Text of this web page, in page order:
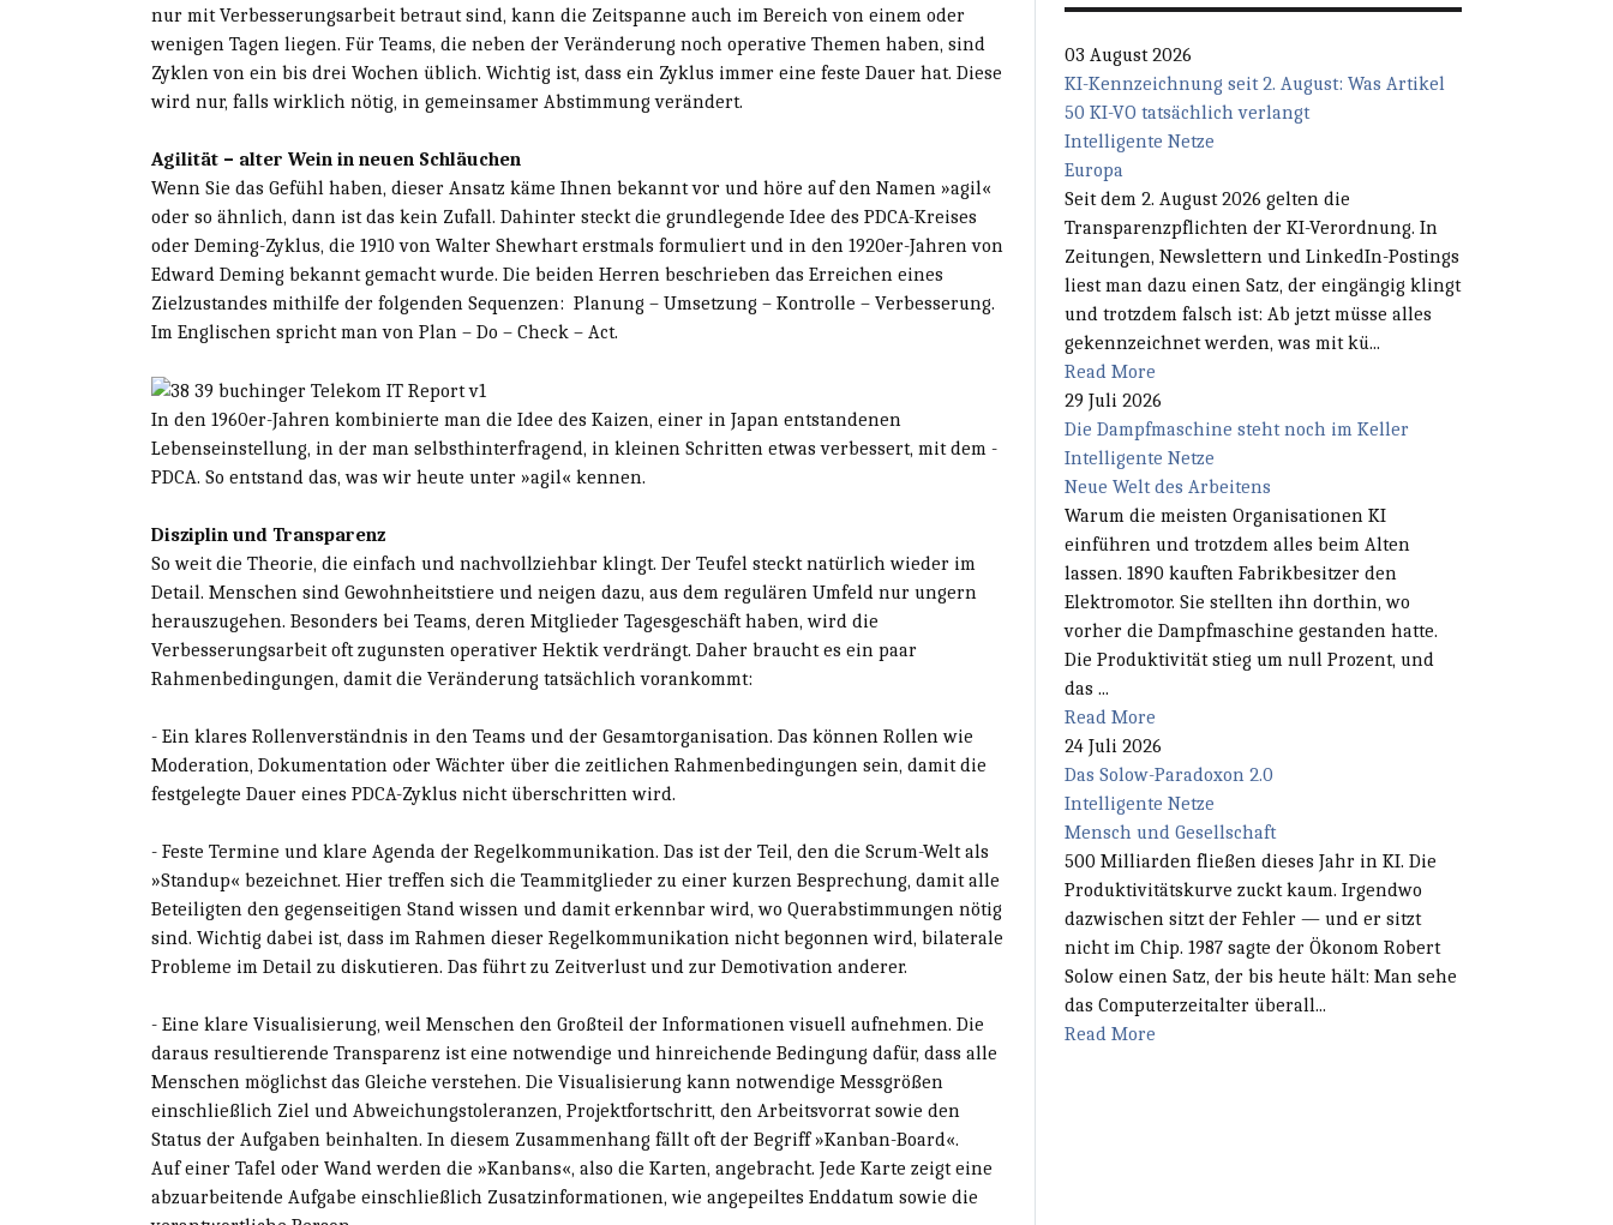
nur mit Verbesserungsarbeit betraut sind, kann die Zeitspanne auch im Bereich von einem oder
wenigen Tagen liegen. Für Teams, die neben der Veränderung noch operative Themen haben, sind
Zyklen von ein bis drei Wochen üblich. Wichtig ist, dass ein Zyklus immer eine feste Dauer hat. Diese
wird nur, falls wirklich nötig, in gemeinsamer Abstimmung verändert.
Agilität – alter Wein in neuen Schläuchen
Wenn Sie das Gefühl haben, dieser Ansatz käme Ihnen bekannt vor und höre auf den Namen »agil«
oder so ähnlich, dann ist das kein Zufall. Dahinter steckt die grundlegende Idee des PDCA-Kreises
oder Deming-Zyklus, die 1910 von Walter Shewhart erstmals formuliert und in den 1920er-Jahren von
Edward Deming bekannt gemacht wurde. Die beiden Herren beschrieben das Erreichen eines
Zielzustandes mithilfe der folgenden Sequenzen: Planung – Umsetzung – Kontrolle – Verbesserung.
Im Englischen spricht man von Plan – Do – Check – Act.
In den 1960er-Jahren kombinierte man die Idee des Kaizen, einer in Japan entstandenen
Lebenseinstellung, in der man selbsthinterfragend, in kleinen Schritten etwas verbessert, mit dem ­
PDCA. So entstand das, was wir heute unter »agil« kennen.
Disziplin und Transparenz
So weit die Theorie, die einfach und nachvollziehbar klingt. Der Teufel steckt natürlich wieder im
Detail. Menschen sind Gewohnheitstiere und neigen dazu, aus dem regulären Umfeld nur ungern
herauszugehen. Besonders bei Teams, deren Mitglieder Tagesgeschäft haben, wird die
Verbesserungsarbeit oft zugunsten operativer Hektik verdrängt. Daher braucht es ein paar
Rahmenbedingungen, damit die Veränderung tatsächlich vorankommt:
- Ein klares Rollenverständnis in den Teams und der Gesamtorganisation. Das können Rollen wie
Moderation, Dokumentation oder Wächter über die zeitlichen Rahmenbedingungen sein, damit die
festgelegte Dauer eines PDCA-Zyklus nicht überschritten wird.
- Feste Termine und klare Agenda der Regelkommunikation. Das ist der Teil, den die Scrum-Welt als
»Standup« bezeichnet. Hier treffen sich die Teammitglieder zu einer kurzen Besprechung, damit alle
Beteiligten den gegenseitigen Stand wissen und damit erkennbar wird, wo Querabstimmungen nötig
sind. Wichtig dabei ist, dass im Rahmen dieser Regelkommunikation nicht begonnen wird, bilaterale
Probleme im Detail zu diskutieren. Das führt zu Zeitverlust und zur Demotivation anderer.
- Eine klare Visualisierung, weil Menschen den Großteil der Informationen visuell aufnehmen. Die
daraus resultierende Transparenz ist eine notwendige und hinreichende Bedingung dafür, dass alle
Menschen möglichst das Gleiche verstehen. Die Visualisierung kann notwendige Messgrößen
einschließlich Ziel und Abweichungstoleranzen, Projektfortschritt, den Arbeitsvorrat sowie den
Status der Aufgaben beinhalten. In diesem Zusammenhang fällt oft der Begriff »Kanban-Board«.
Auf einer Tafel oder Wand werden die »Kanbans«, also die Karten, angebracht. Jede Karte zeigt eine
abzuarbeitende Aufgabe einschließlich Zusatzinformationen, wie angepeiltes Enddatum sowie die
03 August 2026
KI-Kennzeichnung seit 2. August: Was Artikel
50 KI-VO tatsächlich verlangt
Intelligente Netze
Europa
Seit dem 2. August 2026 gelten die
Transparenzpflichten der KI-Verordnung. In
Zeitungen, Newslettern und LinkedIn-Postings
liest man dazu einen Satz, der eingängig klingt
und trotzdem falsch ist: Ab jetzt müsse alles
gekennzeichnet werden, was mit kü...
Read More
29 Juli 2026
Die Dampfmaschine steht noch im Keller
Intelligente Netze
Neue Welt des Arbeitens
Warum die meisten Organisationen KI
einführen und trotzdem alles beim Alten
lassen. 1890 kauften Fabrikbesitzer den
Elektromotor. Sie stellten ihn dorthin, wo
vorher die Dampfmaschine gestanden hatte.
Die Produktivität stieg um null Prozent, und
das ...
Read More
24 Juli 2026
Das Solow-Paradoxon 2.0
Intelligente Netze
Mensch und Gesellschaft
500 Milliarden fließen dieses Jahr in KI. Die
Produktivitätskurve zuckt kaum. Irgendwo
dazwischen sitzt der Fehler — und er sitzt
nicht im Chip. 1987 sagte der Ökonom Robert
Solow einen Satz, der bis heute hält: Man sehe
das Computerzeitalter überall...
Read More